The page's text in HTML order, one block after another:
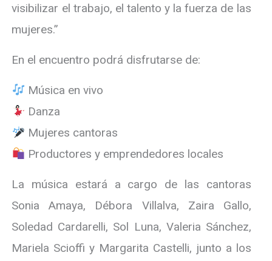
visibilizar el trabajo, el talento y la fuerza de las
mujeres.”
En el encuentro podrá disfrutarse de:
Música en vivo
Danza
Mujeres cantoras
Productores y emprendedores locales
La música estará a cargo de las cantoras
Sonia Amaya, Débora Villalva, Zaira Gallo,
Soledad Cardarelli, Sol Luna, Valeria Sánchez,
Mariela Scioffi y Margarita Castelli, junto a los